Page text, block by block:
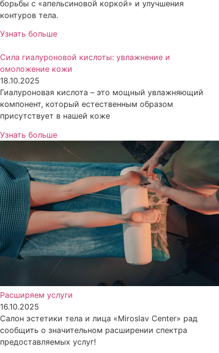
борьбы с «апельсиновой коркой» и улучшения
контуров тела.
Узнать больше
Сила гиалуроновой кислоты: увлажнение и
омоложение кожи
18.10.2025
Гиалуроновая кислота – это мощный увлажняющий
компонент, который естественным образом
присутствует в нашей коже
Узнать больше
Расширяем услуги
16.10.2025
Салон эстетики тела и лица «Miroslav Center» рад
сообщить о значительном расширении спектра
предоставляемых услуг!